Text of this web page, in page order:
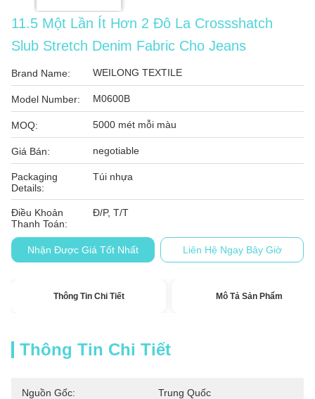
11.5 Một Lần Ít Hơn 2 Đô La Crossshatch
Slub Stretch Denim Fabric Cho Jeans
Brand Name: WEILONG TEXTILE
Model Number: M0600B
MOQ: 5000 mét mỗi màu
Giá Bán: negotiable
Packaging
Details:
Túi nhựa
Điều Khoản
Thanh Toán:
Đ/P, T/T
Nhận Được Giá Tốt Nhất Liên Hệ Ngay Bây Giờ
Thông Tin Chi Tiết Mô Tả Sản Phẩm
Thông Tin Chi Tiết
Nguồn Gốc: Trung Quốc